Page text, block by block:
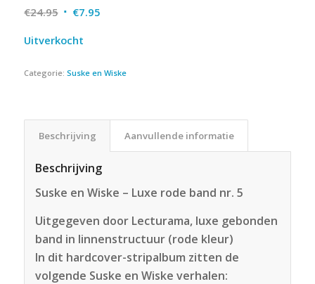
€24.95 Oorspronkelijke
was:
€7.95Huidige
Uitverkocht
Categorie: Suske en Wiske
Beschrijving Aanvullende informatie
Beschrijving
Suske en Wiske – Luxe rode band nr. 5
Uitgegeven door Lecturama, luxe gebonden
band in linnenstructuur (rode kleur)
In dit hardcover-stripalbum zitten de
volgende Suske en Wiske verhalen: